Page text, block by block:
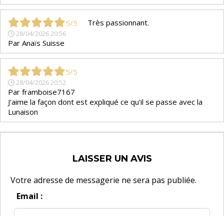
5/5
28/04/2026 20:56
Par Anaïs Suisse
Très passionnant.
5/5
28/04/2026 20:52
Par framboise7167
J'aime la façon dont est expliqué ce qu'il se passe avec la
Lunaison
LAISSER UN AVIS
Votre adresse de messagerie ne sera pas publiée.
Email :